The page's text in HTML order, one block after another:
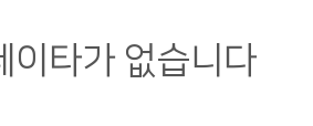
이타가 없습니다